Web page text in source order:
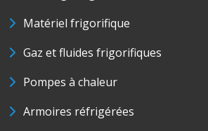
Matériel frigorifique
Gaz et fluides frigorifiques
Pompes à chaleur
Armoires réfrigérées